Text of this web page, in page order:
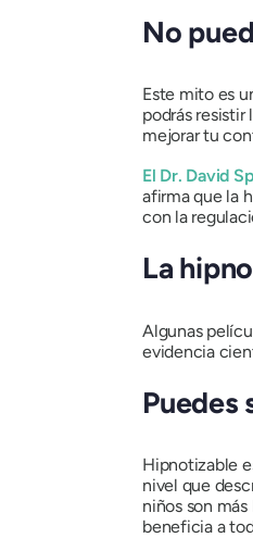
No
Este mito es
podrás
mejorar tu
El Dr. David
afirma que la
con la
La
Algunas
evidencia
Puedes
Hipnotizable
nivel que
niños son
beneficia a